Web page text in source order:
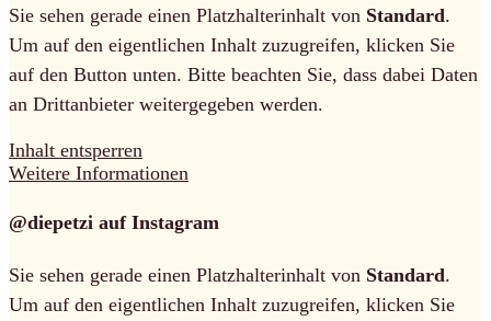
Sie sehen gerade einen Platzhalterinhalt von Standard.
Um auf den eigentlichen Inhalt zuzugreifen, klicken Sie
auf den Button unten. Bitte beachten Sie, dass dabei Daten
an Drittanbieter weitergegeben werden.
Inhalt entsperren
Weitere Informationen
@diepetzi auf Instagram
Sie sehen gerade einen Platzhalterinhalt von Standard.
Um auf den eigentlichen Inhalt zuzugreifen, klicken Sie